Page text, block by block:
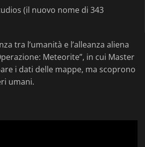
(il nuovo nome di 343
tra l’umanità e l’alleanza aliena
Meteorite”, in cui Master
i dati delle mappe, ma scoprono
umani.